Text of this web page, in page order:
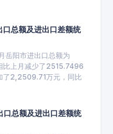
总额及进出口差额统
岳阳市进出口总额为
上月减少了2515.7496
了2,2509.71万元，同比
总额及进出口差额统